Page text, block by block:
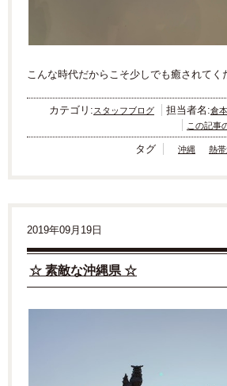
こんな時代だからこそ少しでも癒されてく
カテゴリ:スタッフブログ 担当者名:倉本
この記事
タグ 沖縄 熱帯
2019年09月19日
☆ 素敵な沖縄県 ☆